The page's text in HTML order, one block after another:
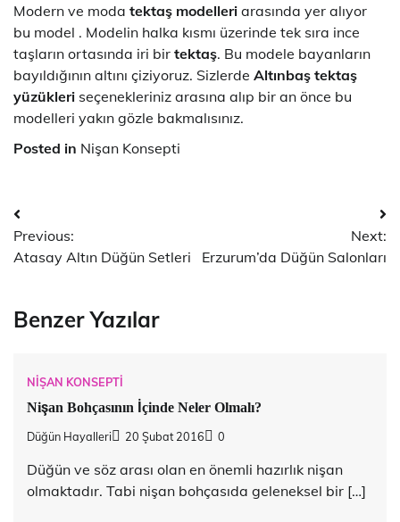
Modern ve moda tektaş modelleri arasında yer alıyor
bu model . Modelin halka kısmı üzerinde tek sıra ince
taşların ortasında iri bir tektaş. Bu modele bayanların
bayıldığının altını çiziyoruz. Sizlerde Altınbaş tektaş
yüzükleri seçenekleriniz arasına alıp bir an önce bu
modelleri yakın gözle bakmalısınız.
Posted in Nişan Konsepti
Yazı
dolaşımı
Previous:
Atasay Altın Düğün Setleri
Next:
Erzurum’da Düğün Salonları
Benzer Yazılar
NIŞAN KONSEPTI
Nişan Bohçasının İçinde Neler Olmalı?
Düğün Hayalleri 20 Şubat 2016 0
Düğün ve söz arası olan en önemli hazırlık nişan
olmaktadır. Tabi nişan bohçasıda geleneksel bir […]